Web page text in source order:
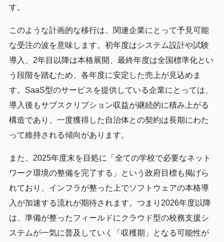
す。
このような計画的な移行は、関連企業にとって予見可能
な受注の波を意味します。初年度はシステム設計や試験
導入、2年目以降は本格展開、最終年度は全国標準化とい
う段階を踏むため、各年度に安定した売上が見込めま
す。SaaS型のサービスを提供している企業にとっては、
導入後もサブスクリプション収益が継続的に積み上がる
構造であり、一度獲得した自治体との契約は長期にわた
って維持される傾向があります。
また、2025年度末を目処に「全ての学校で必要なネット
ワーク環境の整備を完了する」という政府目標も掲げら
れており、インフラが整った上でソフトウェアの本格導
入が加速する流れが期待されます。つまり2026年度以降
は、準備が整ったフィールドにクラウド型の校務支援シ
ステムが一気に普及していく「収穫期」となる可能性が